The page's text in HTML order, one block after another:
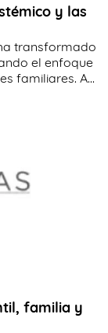
y las
transformado
el enfoque
familiares. A...
familia y